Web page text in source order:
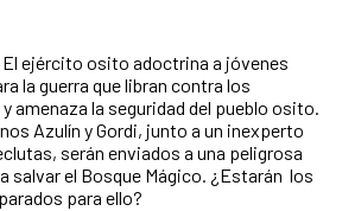
El ejército osito adoctrina a jóvenes
la guerra que libran contra los
amenaza la seguridad del pueblo osito.
Azulín y Gordi, junto a un inexperto
serán enviados a una peligrosa
salvar el Bosque Mágico. ¿Estarán los
para ello?